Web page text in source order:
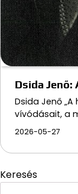
Dsida Jenő:
Dsida Jenő
vívódásait, a
2026-05-27
Keresés